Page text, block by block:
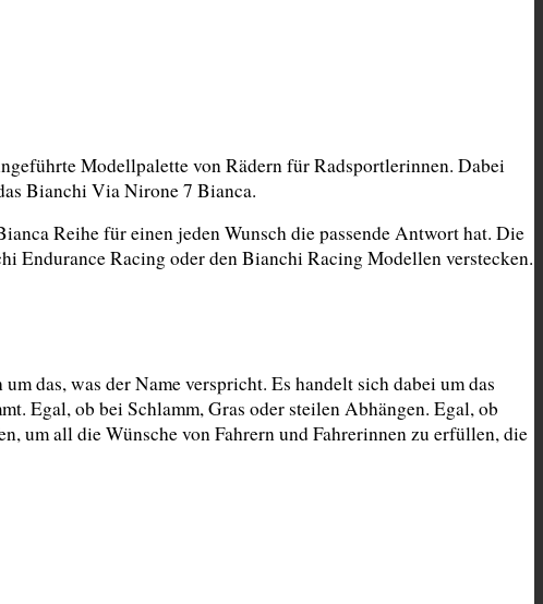
Modellpalette von Rädern für Radsportlerinnen. Dabei
Bianchi Via Nirone 7 Bianca.
Reihe für einen jeden Wunsch die passende Antwort hat. Die
Endurance Racing oder den Bianchi Racing Modellen verstecken.
das, was der Name verspricht. Es handelt sich dabei um das
Egal, ob bei Schlamm, Gras oder steilen Abhängen. Egal, ob
um all die Wünsche von Fahrern und Fahrerinnen zu erfüllen, die